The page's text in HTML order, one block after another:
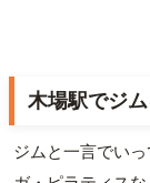
木場駅でジ
ジムと一言でい